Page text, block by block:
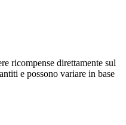
ricompense direttamente sul
e possono variare in base